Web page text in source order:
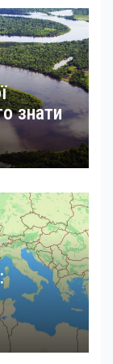
знати